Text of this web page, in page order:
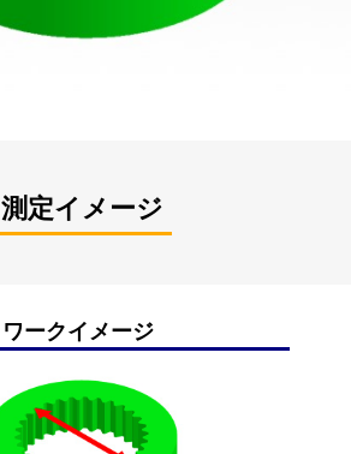
測定イメージ
ワークイメージ